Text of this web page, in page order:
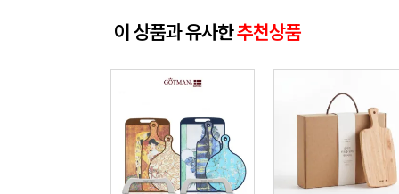
이 상품과 유사한추천상품